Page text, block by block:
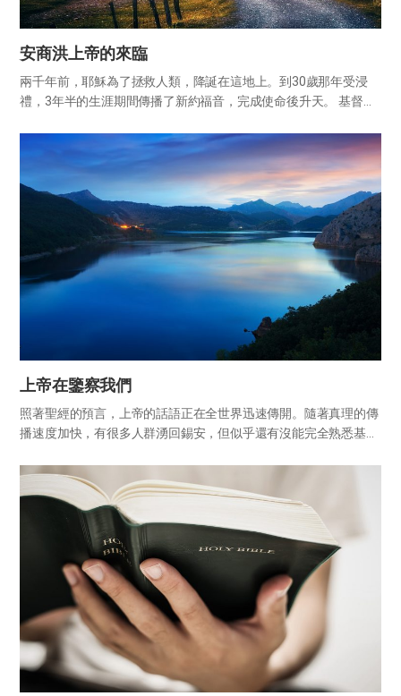
安商洪上帝的來臨
兩千年前，耶穌為了拯救人類，降誕在這地上。到30歲那年受浸
禮，3年半的生涯期間傳播了新約福音，完成使命後升天。 基督升
的預言，2018年是再臨基督安商洪降誕100週年的意義深遠的...
上帝在鑒察我們
照著聖經的預言，上帝的話語正在全世界迅速傳開。隨著真理的傳
播速度加快，有很多人群湧回錫安，但似乎還有沒能完全熟悉基督
正在上帝裡面一點點脫去世上的污垢、得到淨化，處在變化成上帝
所喜悅...